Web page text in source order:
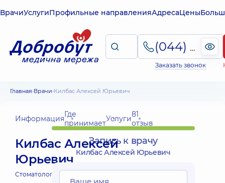
ВрачиУслугиПрофильные направленияАдресаЦены
(044) 495-2-888
Заказать звонок
Главная Врачи Килбас Алексей Юрьевич
ИнформацияГде
принимаетУслуги81
отзыв
Килбас Алексей
Юрьевич
Стоматолог-хирург;
Запись к врачу
Килбас Алексей Юрьевич